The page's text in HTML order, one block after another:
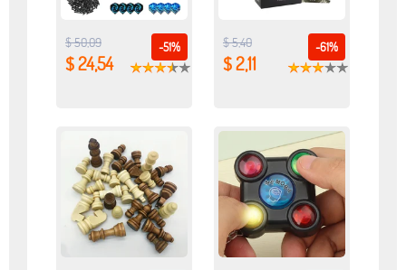
-51%
$ 50,09
$ 24,54
-61%
$ 5,40
$ 2,11